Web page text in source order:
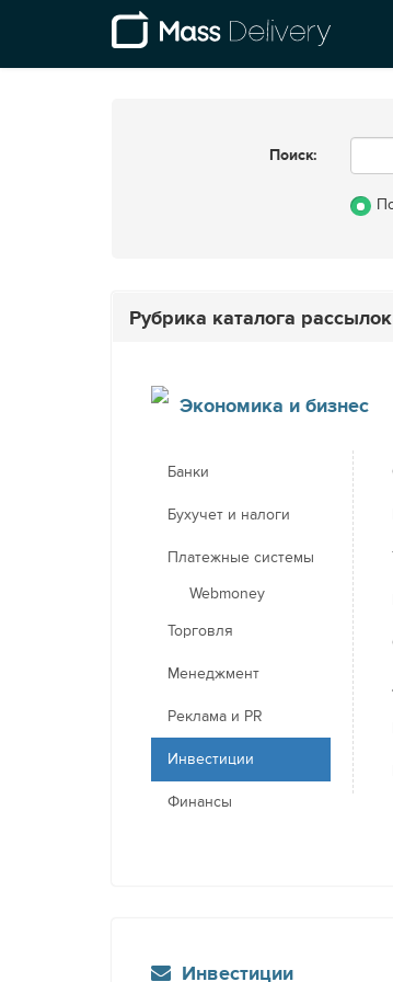
Поиск:
Рубрика каталога рассылок
Экономика и бизнес
Банки
Бухучет и налоги
Платежные системы
Webmoney
Торговля
Менеджмент
Реклама и PR
Инвестиции
Финансы
Инвестиции